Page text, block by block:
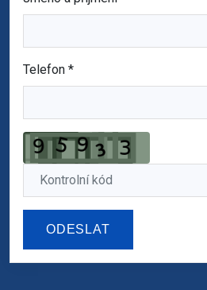
Telefon *
ODESLAT